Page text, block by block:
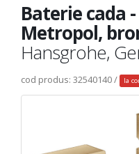
Baterie cada
Metropol,
Hansgrohe,
cod produs: 32540140 / la